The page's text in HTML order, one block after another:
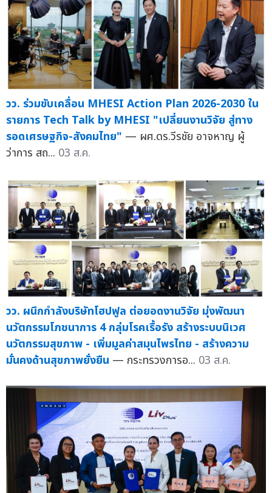
วว. ร่วมขับเคลื่อน MHESI Action Plan 2026-2030 ใน
รายการ Tech Talk by MHESI "เปลี่ยนงานวิจัย สู่ทาง
รอดเศรษฐกิจ-สังคมไทย" — ผศ.ดร.วีรชัย อาจหาญ ผู้
ว่าการ สถ... 03 ส.ค.
วว. ผนึกกำลังบริษัทโฮปฟูล ต่อยอดงานวิจัย มุ่งพัฒนา
นวัตกรรมโภชนาการ 4 กลุ่มโรคเรื้อรัง สร้างระบบนิเวศ
นวัตกรรมสุขภาพ - เพิ่มมูลค่าสมุนไพรไทย - สร้างความ
มั่นคงด้านสุขภาพยั่งยืน — กระทรวงการอ... 03 ส.ค.